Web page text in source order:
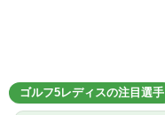
ゴルフ5レディスの注目選手